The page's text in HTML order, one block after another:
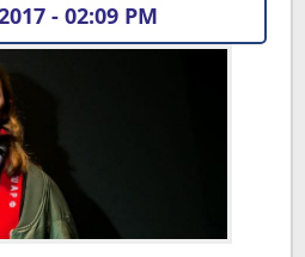
- 02:09 PM